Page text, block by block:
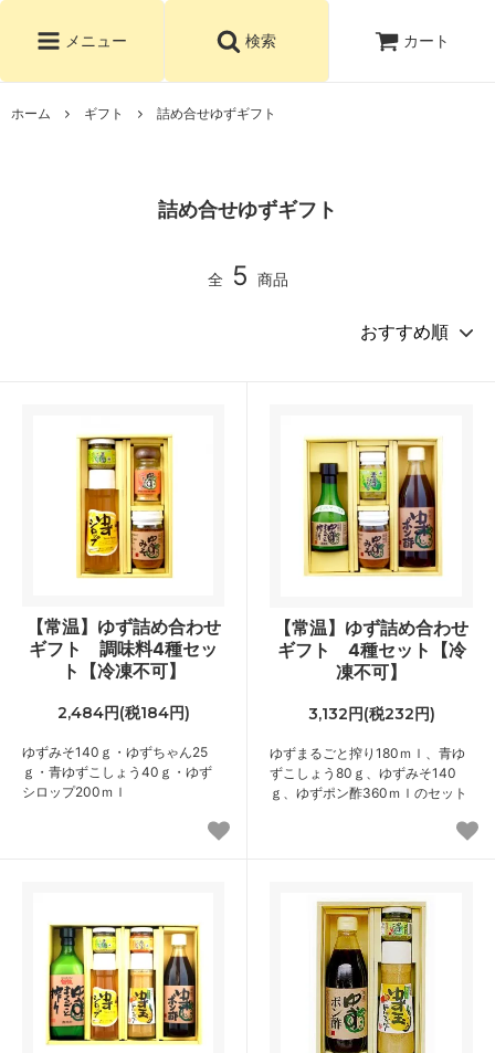
メニュー 検索 カート
ホーム ギフト 詰め合せゆずギフト
詰め合せゆずギフト
全 5 商品
【常温】ゆず詰め合わせ
ギフト 調味料4種セッ
ト【冷凍不可】
2,484円(税184円)
ゆずみそ140ｇ・ゆずちゃん25
ｇ・青ゆずこしょう40ｇ・ゆず
シロップ200ｍｌ
【常温】ゆず詰め合わせ
ギフト 4種セット【冷
凍不可】
3,132円(税232円)
ゆずまるごと搾り180ｍｌ、青ゆ
ずこしょう80ｇ、ゆずみそ140
ｇ、ゆずポン酢360ｍｌのセット